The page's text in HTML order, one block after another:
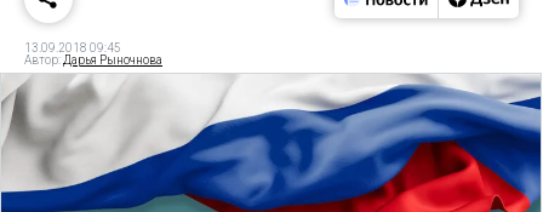
13.09.2018 09:45
Автор: Дарья Рыночнова